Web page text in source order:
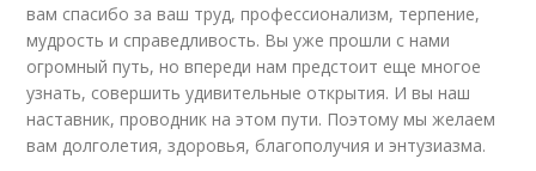
вам спасибо за ваш труд, профессионализм, терпение,
мудрость и справедливость. Вы уже прошли с нами
огромный путь, но впереди нам предстоит еще многое
узнать, совершить удивительные открытия. И вы наш
наставник, проводник на этом пути. Поэтому мы желаем
вам долголетия, здоровья, благополучия и энтузиазма.